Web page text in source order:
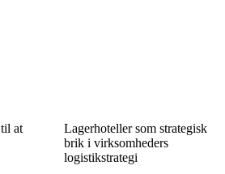
at
Lagerhoteller som strategisk
brik i virksomheders
logistikstrategi